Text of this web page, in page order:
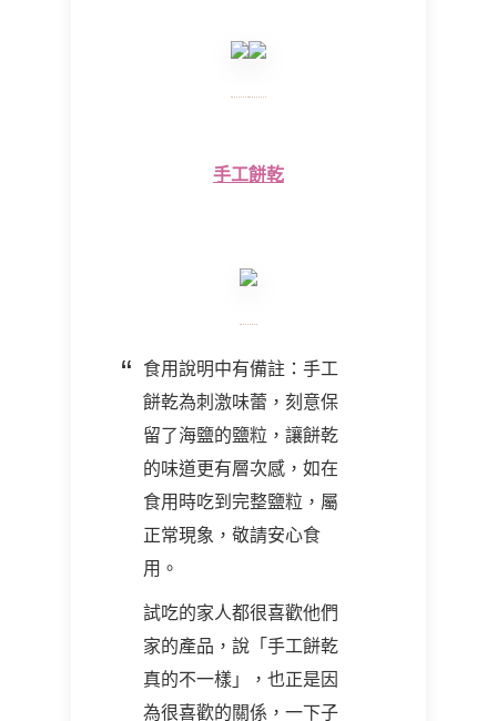
手工餅乾
食用說明中有備註：手工
餅乾為刺激味蕾，刻意保
留了海鹽的鹽粒，讓餅乾
的味道更有層次感，如在
食用時吃到完整鹽粒，屬
正常現象，敬請安心食
用。
試吃的家人都很喜歡他們
家的產品，說「手工餅乾
真的不一樣」，也正是因
為很喜歡的關係，一下子